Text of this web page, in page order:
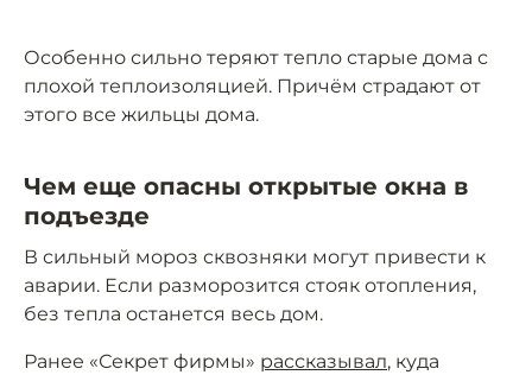
Особенно сильно теряют тепло старые дома с
плохой теплоизоляцией. Причём страдают от
этого все жильцы дома.
Чем еще опасны открытые окна в
подъезде
В сильный мороз сквозняки могут привести к
аварии. Если разморозится стояк отопления,
без тепла останется весь дом.
Ранее «Секрет фирмы» рассказывал, куда